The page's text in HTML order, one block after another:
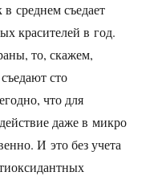
среднем съедает
красителей в год.
то, скажем,
сто
что для
даже в микро
И это без учета